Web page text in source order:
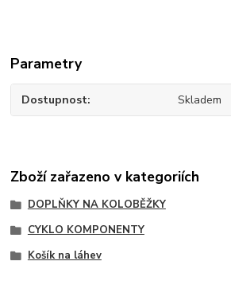
Parametry
Dostupnost Skladem
Zboží zařazeno v kategoriích
DOPLŇKY NA KOLOBĚŽKY
CYKLO KOMPONENTY
Košík na láhev